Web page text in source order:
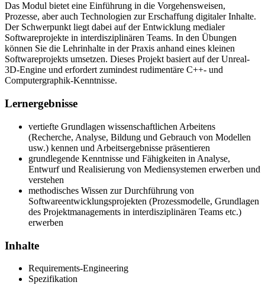
Das Modul bietet eine Einführung in die Vorgehensweisen,
Prozesse, aber auch Technologien zur Erschaffung digitaler Inhalte.
Der Schwerpunkt liegt dabei auf der Entwicklung medialer
Softwareprojekte in interdisziplinären Teams. In den Übungen
können Sie die Lehrinhalte in der Praxis anhand eines kleinen
Softwareprojekts umsetzen. Dieses Projekt basiert auf der Unreal-
3D-Engine und erfordert zumindest rudimentäre C++- und
Computergraphik-Kenntnisse.
Lernergebnisse
vertiefte Grundlagen wissenschaftlichen Arbeitens
(Recherche, Analyse, Bildung und Gebrauch von Modellen
usw.) kennen und Arbeitsergebnisse präsentieren
grundlegende Kenntnisse und Fähigkeiten in Analyse,
Entwurf und Realisierung von Mediensystemen erwerben und
verstehen
methodisches Wissen zur Durchführung von
Softwareentwicklungsprojekten (Prozessmodelle, Grundlagen
des Projektmanagements in interdisziplinären Teams etc.)
erwerben
Inhalte
Requirements-Engineering
Spezifikation